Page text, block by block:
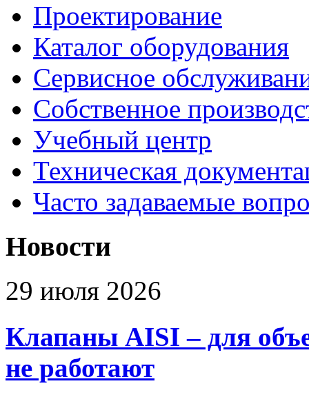
Проектирование
Каталог оборудования
Сервисное
Собственное
Учебный центр
Техническая
Часто задаваемые
Новости
29 июля 2026
Клапаны AISI – для
не работают